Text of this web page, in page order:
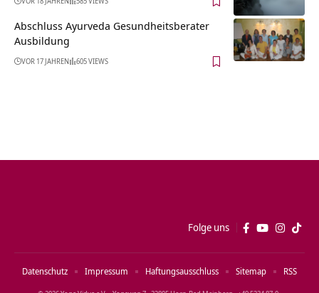
Abschluss Ayurveda Gesundheitsberater
Ausbildung
VOR 17 JAHREN 605 VIEWS
Folge uns
Datenschutz Impressum Haftungsausschluss Sitemap RSS